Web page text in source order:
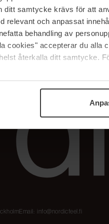
ditt samtycke krävs för att
relevant och anpassat
behandling av
cookies" accepterar du alla
återkalla ditt samtycke.
The Beauty
Työskentele
NordicFeel
Email:
info@nordicfeel.fi